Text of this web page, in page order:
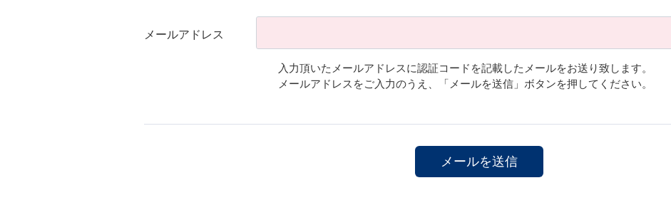
メールアドレス
入力頂いたメールアドレスに認証コードを記載したメールをお送り致します。
メールアドレスをご入力のうえ、「メールを送信」ボタンを押してください。